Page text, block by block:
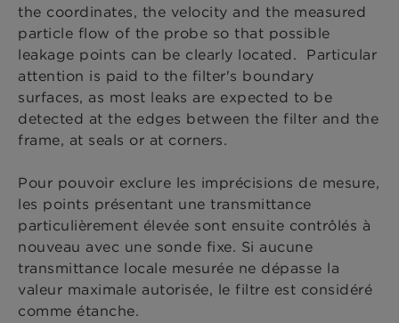
the coordinates, the velocity and the measured
particle flow of the probe so that possible
leakage points can be clearly located. Particular
attention is paid to the filter's boundary
surfaces, as most leaks are expected to be
detected at the edges between the filter and the
frame, at seals or at corners.
Pour pouvoir exclure les imprécisions de mesure,
les points présentant une transmittance
particulièrement élevée sont ensuite contrôlés à
nouveau avec une sonde fixe. Si aucune
transmittance locale mesurée ne dépasse la
valeur maximale autorisée, le filtre est considéré
comme étanche.